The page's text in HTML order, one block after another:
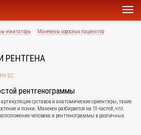
имитаторы
Манекены взрослых пациентов
РЕНТГЕНА
2C
рентгенограммы
суставов и анатомические ориентиры, такие
и почки. Манекен разбирается на 10 частей, что
человека и рентгенограммы в различных